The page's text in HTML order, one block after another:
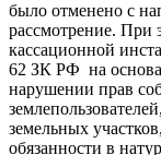
было отменено с
рассмотрение. При
кассационной
62 ЗК РФ на
нарушении прав
земельных
обязанности в